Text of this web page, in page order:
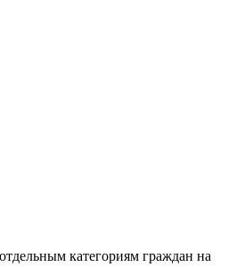
категориям граждан на